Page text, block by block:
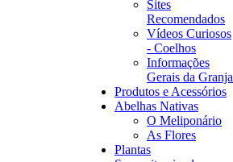
Sites
Recomendados
Vídeos Curiosos
- Coelhos
Informações
Gerais da Granja
Produtos e Acessórios
Abelhas Nativas
O Meliponário
As Flores
Plantas